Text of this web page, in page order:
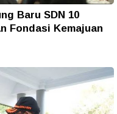
Baru SDN 10
Fondasi Kemajuan